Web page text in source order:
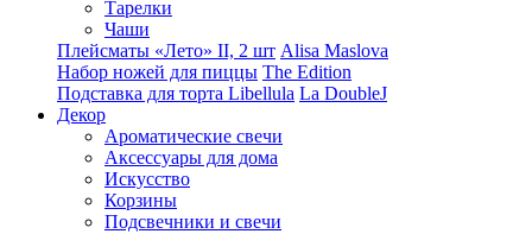
Тарелки
Чаши
Плейсматы «Лето» II, 2 шт Alisa Maslova
Набор ножей для пиццы The Edition
Подставка для торта Libellula La DoubleJ
Декор
Ароматические свечи
Аксессуары для дома
Искусство
Корзины
Подсвечники и свечи